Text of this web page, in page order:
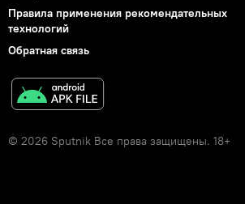
Правила применения рекомендательных
технологий
Обратная связь
© 2026 Sputnik Все права защищены. 18+